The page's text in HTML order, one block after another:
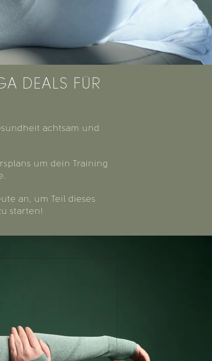
DEALS FÜR
achtsam und
um dein Training
an, um Teil dieses
starten!